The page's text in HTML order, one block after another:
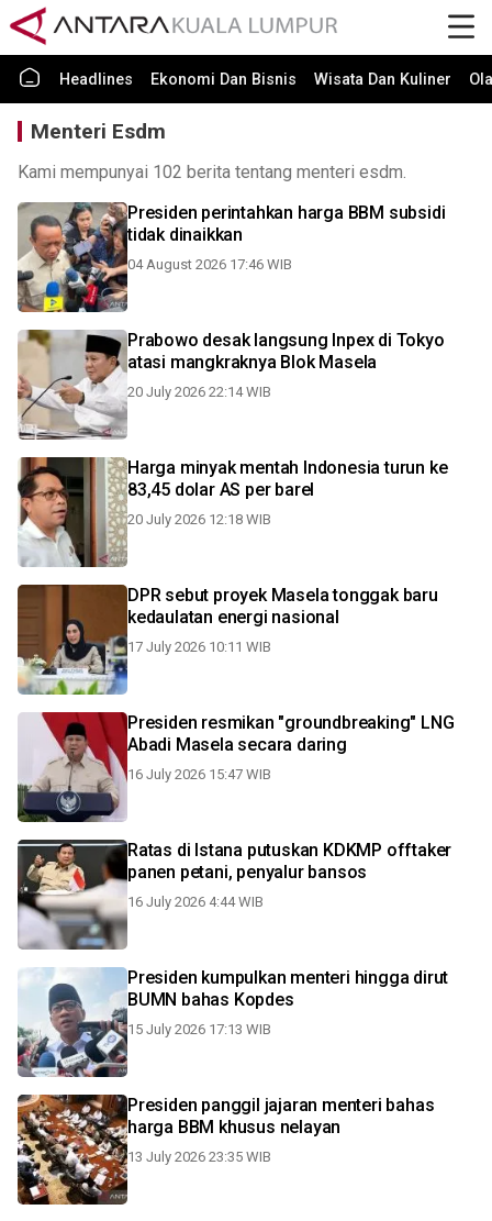
Headlines Ekonomi Dan Bisnis Wisata Dan Kuliner
Menteri Esdm
Kami mempunyai 102 berita tentang menteri esdm.
Presiden perintahkan harga BBM subsidi
tidak dinaikkan
04 August 2026 17:46 WIB
Prabowo desak langsung Inpex di Tokyo
atasi mangkraknya Blok Masela
20 July 2026 22:14 WIB
Harga minyak mentah Indonesia turun ke
83,45 dolar AS per barel
20 July 2026 12:18 WIB
DPR sebut proyek Masela tonggak baru
kedaulatan energi nasional
17 July 2026 10:11 WIB
Presiden resmikan "groundbreaking" LNG
Abadi Masela secara daring
16 July 2026 15:47 WIB
Ratas di Istana putuskan KDKMP offtaker
panen petani, penyalur bansos
16 July 2026 4:44 WIB
Presiden kumpulkan menteri hingga dirut
BUMN bahas Kopdes
15 July 2026 17:13 WIB
Presiden panggil jajaran menteri bahas
harga BBM khusus nelayan
13 July 2026 23:35 WIB